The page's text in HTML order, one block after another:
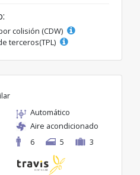
colisión (CDW)
terceros(TPL)
Automático
Aire acondicionado
6
5 3